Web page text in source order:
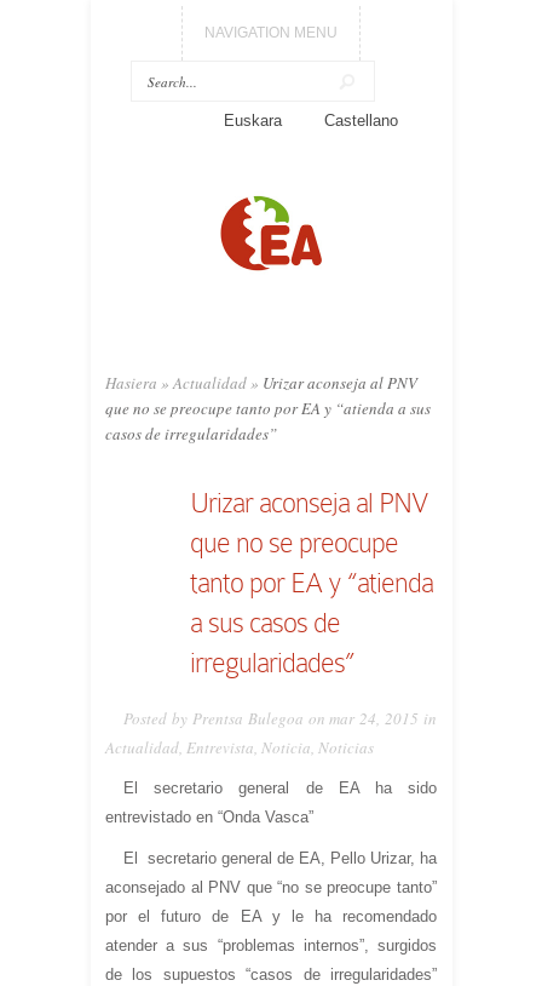
NAVIGATION MENU
Euskara Castellano
Hasiera » Actualidad » Urizar aconseja al PNV
que no se preocupe tanto por EA y “atienda a sus
casos de irregularidades”
Urizar aconseja al PNV
que no se preocupe
tanto por EA y “atienda
a sus casos de
irregularidades”
Posted by Prentsa Bulegoa on mar 24, 2015 in
Actualidad Entrevista Noticia Noticias
El secretario general de EA ha sido
entrevistado en “Onda Vasca”
El secretario general de EA, Pello Urizar, ha
aconsejado al PNV que “no se preocupe tanto”
por el futuro de EA y le ha recomendado
atender a sus “problemas internos”, surgidos
de los supuestos “casos de irregularidades”